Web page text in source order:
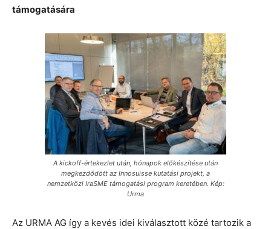
támogatására
A kickoff-értekezlet után, hónapok előkészítése után
megkezdődött az Innosuisse kutatási projekt, a
nemzetközi IraSME támogatási program keretében. Kép:
Urma
Az URMA AG így a kevés idei kiválasztott közé tartozik a